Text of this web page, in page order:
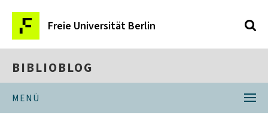
Freie Universität Berlin
BIBLIOBLOG
MENÜ